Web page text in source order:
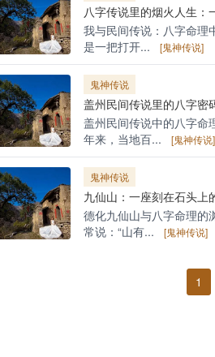
八字传说里的烟火人生：
我与民间传说：八字命理
是一把打开...
[鬼神传说]
鬼神传说
盖州民间传说里的八字密
盖州民间传说中的八字命
年来，当地百...
[鬼神传说]
鬼神传说
九仙山：一座刻在石头上
德化九仙山与八字命理的
常说：“山有...
[鬼神传说]
1